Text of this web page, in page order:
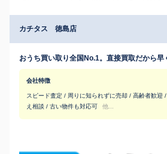
カチタス 徳島店
おうち買い取り全国No.1。直接買取だから早
会社特徴
スピード査定 / 周りに知られずに売却 / 高齢者歓迎
え相談 / 古い物件も対応可
他...